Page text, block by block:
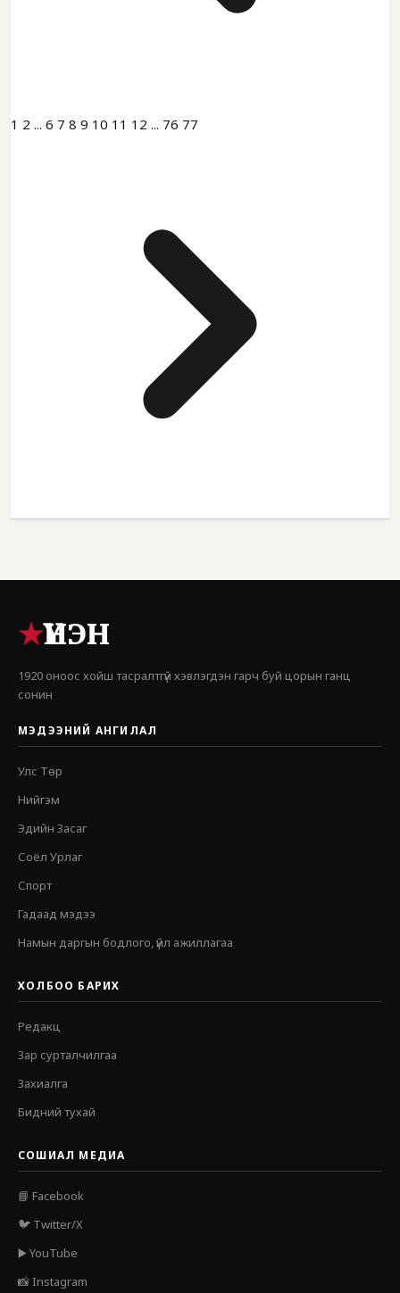
1 2 ... 6 7 8 9 10 11 12 ... 76 77
★ҮНЭН
1920 оноос хойш тасралтгүй хэвлэгдэн гарч буй цорын ганц
сонин
МЭДЭЭНИЙ АНГИЛАЛ
Улс Төр
Нийгэм
Эдийн Засаг
Соёл Урлаг
Спорт
Гадаад мэдээ
Намын даргын бодлого, үйл ажиллагаа
ХОЛБОО БАРИХ
Редакц
Зар сурталчилгаа
Захиалга
Бидний тухай
СОШИАЛ МЕДИА
📘 Facebook
🐦 Twitter/X
▶️ YouTube
📸 Instagram